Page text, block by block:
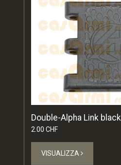
Double-Alpha Link black
2.00 CHF
VISUALIZZA